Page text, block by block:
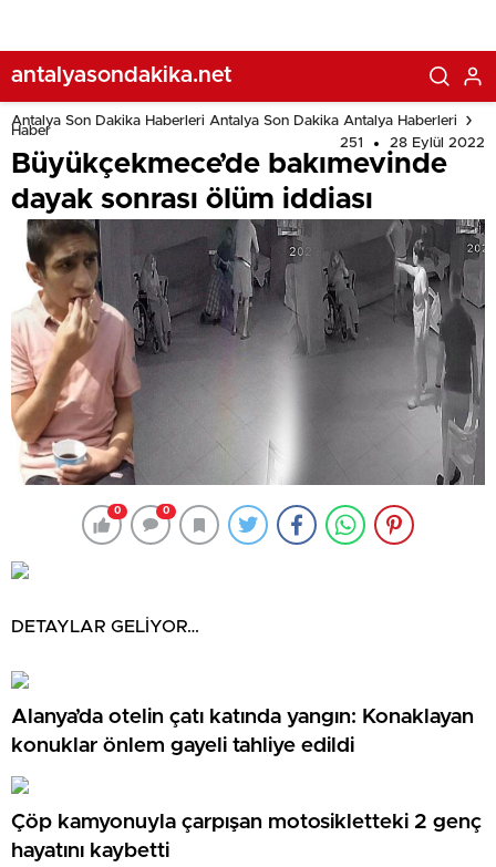
antalyasondakika.net
Antalya Son Dakika Haberleri Antalya Son Dakika Antalya Haberleri
Haber
251
28 Eylül 2022
Büyükçekmece’de bakımevinde
dayak sonrası ölüm iddiası
0 0
DETAYLAR GELİYOR…
Alanya’da otelin çatı katında yangın: Konaklayan
konuklar önlem gayeli tahliye edildi
Çöp kamyonuyla çarpışan motosikletteki 2 genç
hayatını kaybetti